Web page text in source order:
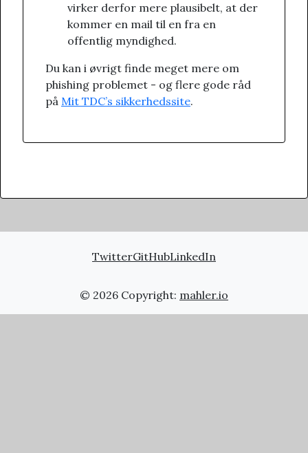
virker derfor mere plausibelt, at der
kommer en mail til en fra en
offentlig myndighed.
Du kan i øvrigt finde meget mere om
phishing problemet - og flere gode råd
på Mit TDC’s sikkerhedssite.
TwitterGitHubLinkedIn
© 2026 Copyright: mahler.io